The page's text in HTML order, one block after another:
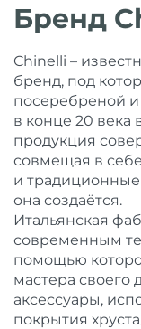
Бренд
Chinelli –
бренд, под
посеребреной
в конце 20 века
продукция
совмещая в
и
она создаётся.
Итальянская
современным
помощью
мастера своего
аксессуары,
покрытия